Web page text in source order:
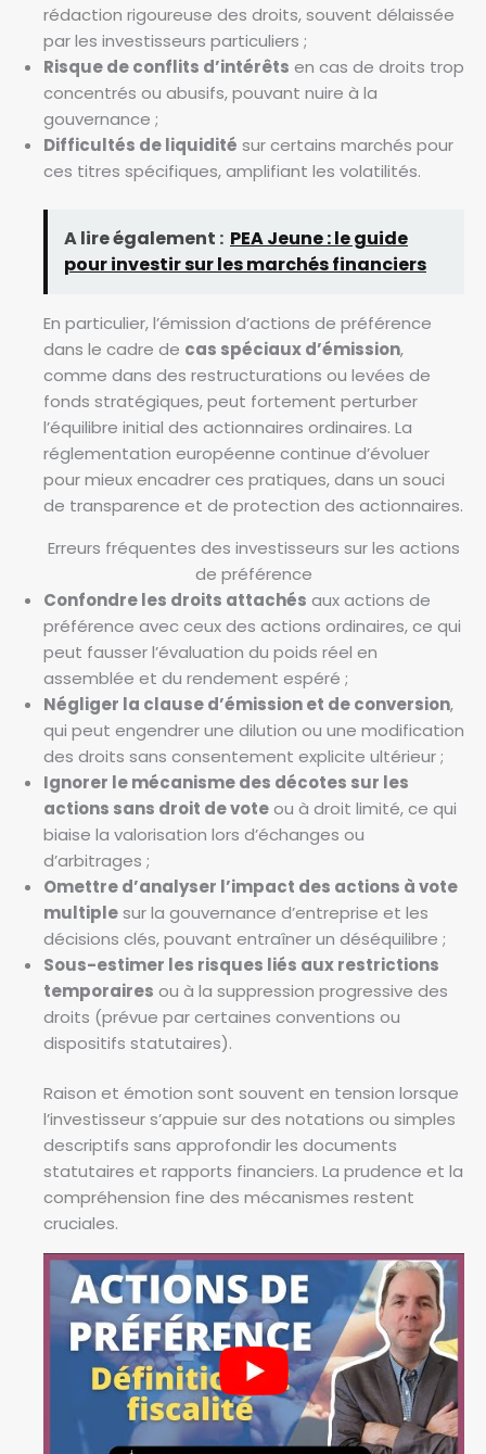
rédaction rigoureuse des droits, souvent délaissée
par les investisseurs particuliers ;
Risque de conflits d’intérêts en cas de droits trop
concentrés ou abusifs, pouvant nuire à la
gouvernance ;
Difficultés de liquidité sur certains marchés pour
ces titres spécifiques, amplifiant les volatilités.
A lire également : PEA Jeune : le guide
pour investir sur les marchés financiers
En particulier, l’émission d’actions de préférence
dans le cadre de cas spéciaux d’émission,
comme dans des restructurations ou levées de
fonds stratégiques, peut fortement perturber
l’équilibre initial des actionnaires ordinaires. La
réglementation européenne continue d’évoluer
pour mieux encadrer ces pratiques, dans un souci
de transparence et de protection des actionnaires.
Erreurs fréquentes des investisseurs sur les actions
de préférence
Confondre les droits attachés aux actions de
préférence avec ceux des actions ordinaires, ce qui
peut fausser l’évaluation du poids réel en
assemblée et du rendement espéré ;
Négliger la clause d’émission et de conversion,
qui peut engendrer une dilution ou une modification
des droits sans consentement explicite ultérieur ;
Ignorer le mécanisme des décotes sur les
actions sans droit de voteou à droit limité, ce qui
biaise la valorisation lors d’échanges ou
d’arbitrages ;
Omettre d’analyser l’impact des actions à vote
multiplesur la gouvernance d’entreprise et les
décisions clés, pouvant entraîner un déséquilibre ;
Sous-estimer les risques liés aux restrictions
temporaires ou à la suppression progressive des
droits (prévue par certaines conventions ou
dispositifs statutaires).
Raison et émotion sont souvent en tension lorsque
l’investisseur s’appuie sur des notations ou simples
descriptifs sans approfondir les documents
statutaires et rapports financiers. La prudence et la
compréhension fine des mécanismes restent
cruciales.